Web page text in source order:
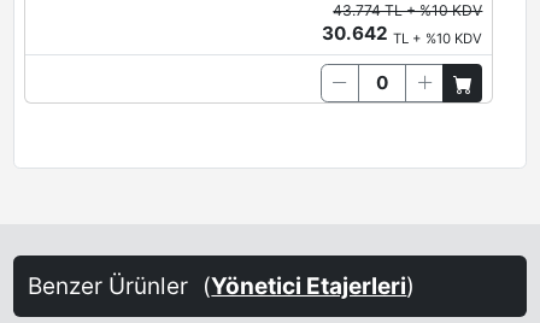
43.774 TL + %10 KDV
30.642TL + %10 KDV
Benzer Ürünler (Yönetici Etajerleri)